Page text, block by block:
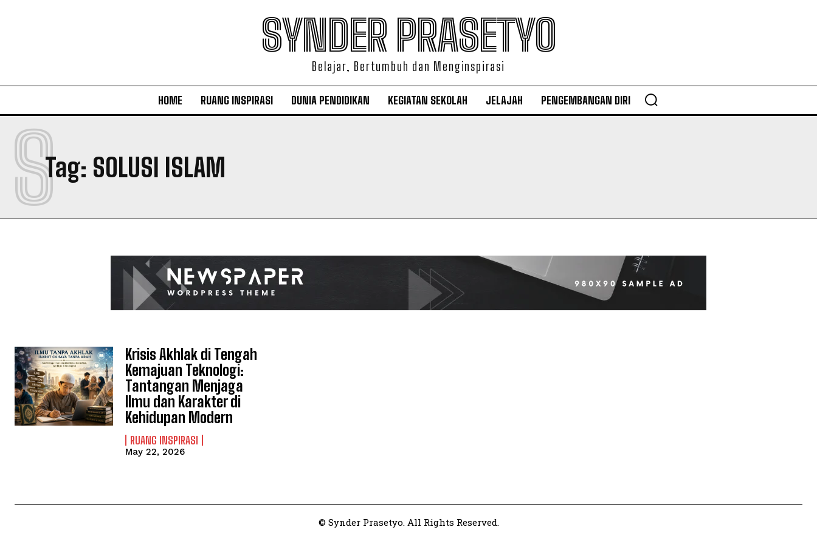
SYNDER PRASETYO
Belajar, Bertumbuh dan Menginspirasi
HOME RUANG INSPIRASI DUNIA PENDIDIKAN KEGIATAN SEKOLAH JELAJAH PENGEMBANGAN DIRI
Tag: SOLUSI ISLAM
S
Krisis Akhlak di Tengah
Kemajuan Teknologi:
Tantangan Menjaga
Ilmu dan Karakter di
Kehidupan Modern
RUANG INSPIRASI
May 22, 2026
© Synder Prasetyo. All Rights Reserved.